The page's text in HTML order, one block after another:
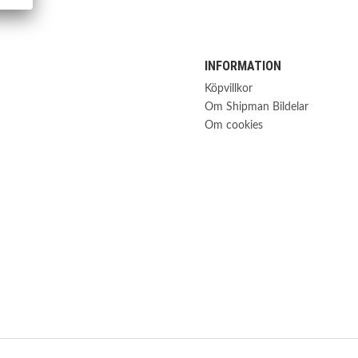
INFORMATION
Köpvillkor
Om Shipman Bildelar
Om cookies